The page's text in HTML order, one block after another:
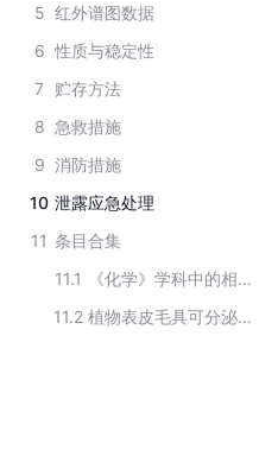
5 红外谱图数据
6 性质与稳定性
7
贮存方法
8 急救措施
9 消防措施
10 泄露应急处理
11 条目合集
11.1
《化学》学科中的相关术语
11.2
植物表皮毛具可分泌的主要物质